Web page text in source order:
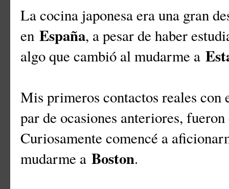
La cocina japonesa era una gran
en España, a pesar de haber
algo que cambió al mudarme a
Mis primeros contactos reales con
par de ocasiones anteriores,
Curiosamente comencé a
mudarme a Boston.